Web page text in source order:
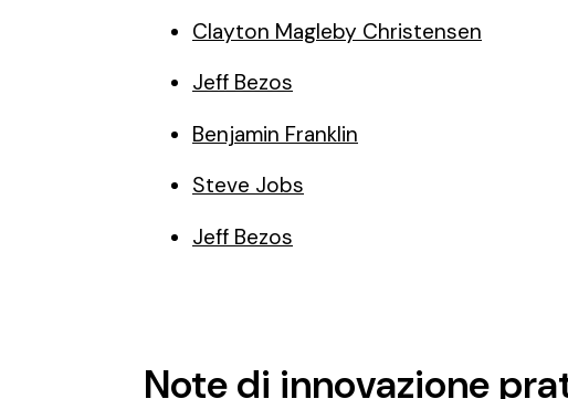
Clayton Magleby Christensen
Jeff Bezos
Benjamin Franklin
Steve Jobs
Jeff Bezos
Note di innovazione